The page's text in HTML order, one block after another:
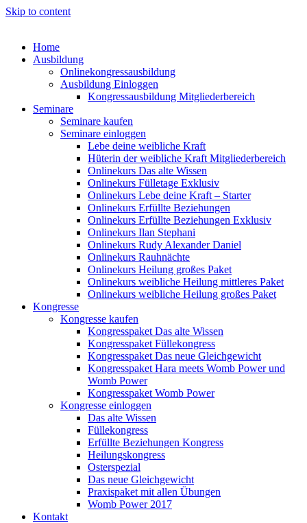
Skip to content
Home
Ausbildung
Onlinekongressausbildung
Ausbildung Einloggen
Kongressausbildung Mitgliederbereich
Seminare
Seminare kaufen
Seminare einloggen
Lebe deine weibliche Kraft
Hüterin der weibliche Kraft Mitgliederbereich
Onlinekurs Das alte Wissen
Onlinekurs Fülletage Exklusiv
Onlinekurs Lebe deine Kraft – Starter
Onlinekurs Erfüllte Beziehungen
Onlinekurs Erfüllte Beziehungen Exklusiv
Onlinekurs Ilan Stephani
Onlinekurs Rudy Alexander Daniel
Onlinekurs Rauhnächte
Onlinekurs Heilung großes Paket
Onlinekurs weibliche Heilung mittleres Paket
Onlinekurs weibliche Heilung großes Paket
Kongresse
Kongresse kaufen
Kongresspaket Das alte Wissen
Kongresspaket Füllekongress
Kongresspaket Das neue Gleichgewicht
Kongresspaket Hara meets Womb Power und
Womb Power
Kongresspaket Womb Power
Kongresse einloggen
Das alte Wissen
Füllekongress
Erfüllte Beziehungen Kongress
Heilungskongress
Osterspezial
Das neue Gleichgewicht
Praxispaket mit allen Übungen
Womb Power 2017
Kontakt